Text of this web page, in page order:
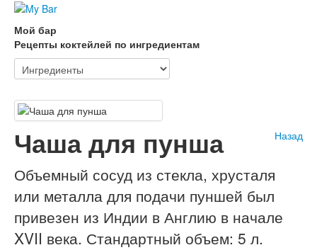
Мой бар
Рецепты коктейлей по ингредиентам
Назад
Чаша для пунша
Объемный сосуд из стекла, хрусталя
или металла для подачи пуншей был
привезен из Индии в Англию в начале
XVII века. Стандартный объем: 5 л.